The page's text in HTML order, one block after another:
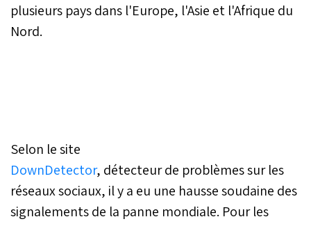
plusieurs pays dans l'Europe, l'Asie et l'Afrique du
Nord.
Selon le site
DownDetector, détecteur de problèmes sur les
réseaux sociaux, il y a eu une hausse soudaine des
signalements de la panne mondiale. Pour les